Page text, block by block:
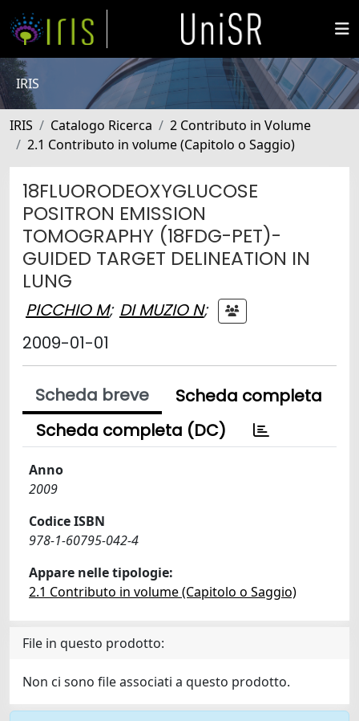
IRIS
IRIS Catalogo Ricerca
2 Contributo in Volume
2.1 Contributo in volume (Capitolo o Saggio)
18FLUORODEOXYGLUCOSE
POSITRON EMISSION
TOMOGRAPHY (18FDG-PET)-
GUIDED TARGET DELINEATION IN
LUNG
PICCHIO M; DI MUZIO N;
2009-01-01
Scheda breve
Scheda completa
Scheda completa (DC)
Anno
2009
Codice ISBN
978-1-60795-042-4
Appare nelle tipologie:
2.1 Contributo in volume (Capitolo o Saggio)
File in questo prodotto:
Non ci sono file associati a questo prodotto.